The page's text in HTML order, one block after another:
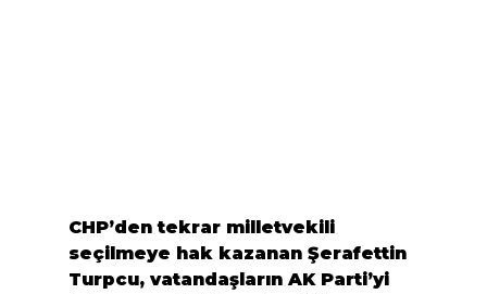
CHP’den tekrar milletvekili
seçilmeye hak kazanan Şerafettin
Turpcu, vatandaşların AK Parti’yi